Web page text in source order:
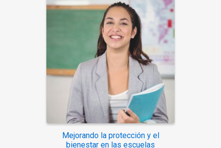
Mejorando la protección y el
bienestar en las escuelas